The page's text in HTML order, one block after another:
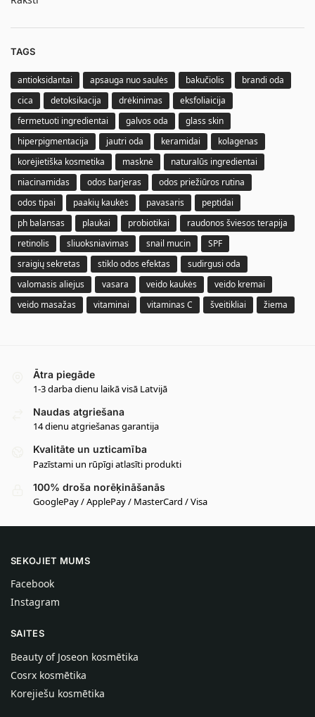
TAGS
antioksidantai apsauga nuo saulės bakučiolis
brandi oda
cica
detoksikacija drėkinimas
eksfoliaicija
fermetuoti ingredientai
galvos oda
glass skin
hiperpigmentacija
jautri oda keramidai
kolagenas
korėjietiška kosmetika
masknė
naturalūs ingredientai
niacinamidas
odos barjeras
odos priežiūros rutina
odos tipai
paakių kaukės pavasaris
peptidai
ph balansas
plaukai probiotikai
raudonos šviesos terapija
retinolis
sliuoksniavimas snail mucin
SPF
sraigių sekretas
stiklo odos efektas
sudirgusi oda
valomasis aliejus
vasara veido kaukės
veido kremai
veido masažas
vitaminai vitaminas C šveitikliai žiema
Ātra piegāde
1-3 darba dienu laikā visā Latvijā
Naudas atgriešana
14 dienu atgriešanas garantija
Kvalitāte un uzticamība
Pazīstami un rūpīgi atlasīti produkti
100% droša norēķināšanās
GooglePay / ApplePay / MasterCard / Visa
SEKOJIET MUMS
Facebook
Instagram
SAITES
Beauty of Joseon kosmētika
Cosrx kosmētika
Korejiešu kosmētika